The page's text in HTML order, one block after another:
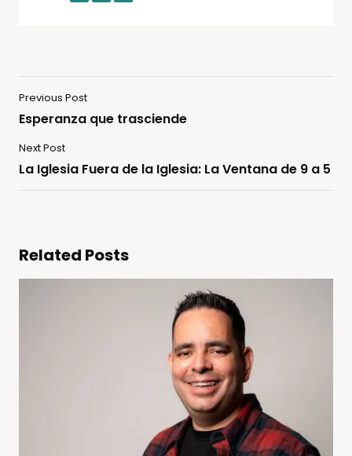
Previous Post
Esperanza que trasciende
Next Post
La Iglesia Fuera de la Iglesia: La Ventana de 9 a 5
Related Posts